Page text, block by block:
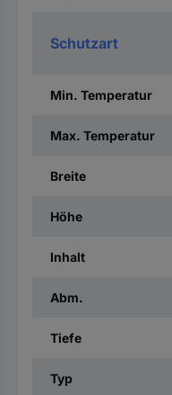
Schutzart
Min. Temperatur
Max. Temperatur
Breite
Höhe
Inhalt
Abm.
Tiefe
Typ